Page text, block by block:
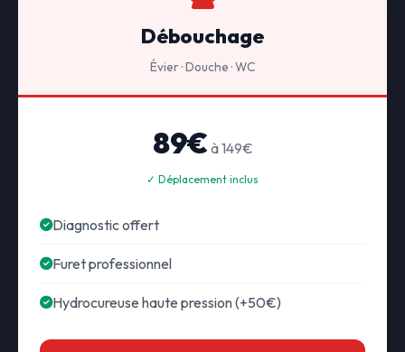
Débouchage
Évier · Douche · WC
89€ à 149€
✓ Déplacement inclus
Diagnostic offert
Furet professionnel
Hydrocureuse haute pression (+50€)